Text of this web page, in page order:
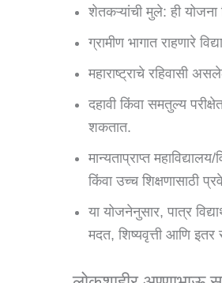
शेतकऱ्यांची मुले: ही
ग्रामीण भागात राहणारे
महाराष्ट्राचे रहिवासी
दहावी किंवा समतुल्य
शकतात.
मान्यताप्राप्त
किंवा उच्च शिक्षणासाठी
या योजनेनुसार, पात्र
मदत, शिष्यवृत्ती आणि